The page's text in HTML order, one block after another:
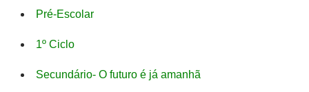
Pré-Escolar
1º Ciclo
Secundário- O futuro é já amanhã